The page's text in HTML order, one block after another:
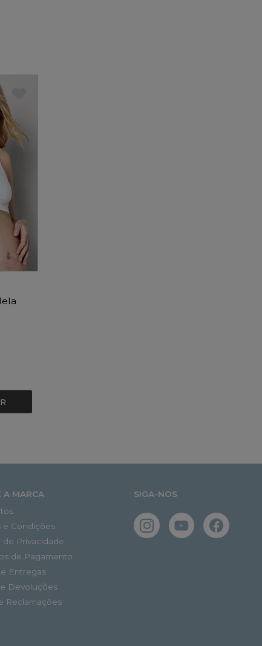
A MARCA
e Condições
de Privacidade
de Pagamento
Entregas
Devoluções
Reclamações
SIGA-NOS